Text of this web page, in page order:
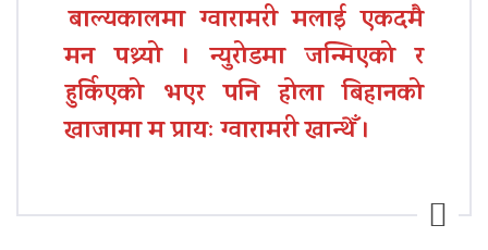
बाल्यकालमा ग्वारामरी मलाई एकदमै
मन पथ्र्यो । न्युरोडमा जन्मिएको र
हुर्किएको भएर पनि होला बिहानको
खाजामा म प्रायः ग्वारामरी खान्थेँ ।